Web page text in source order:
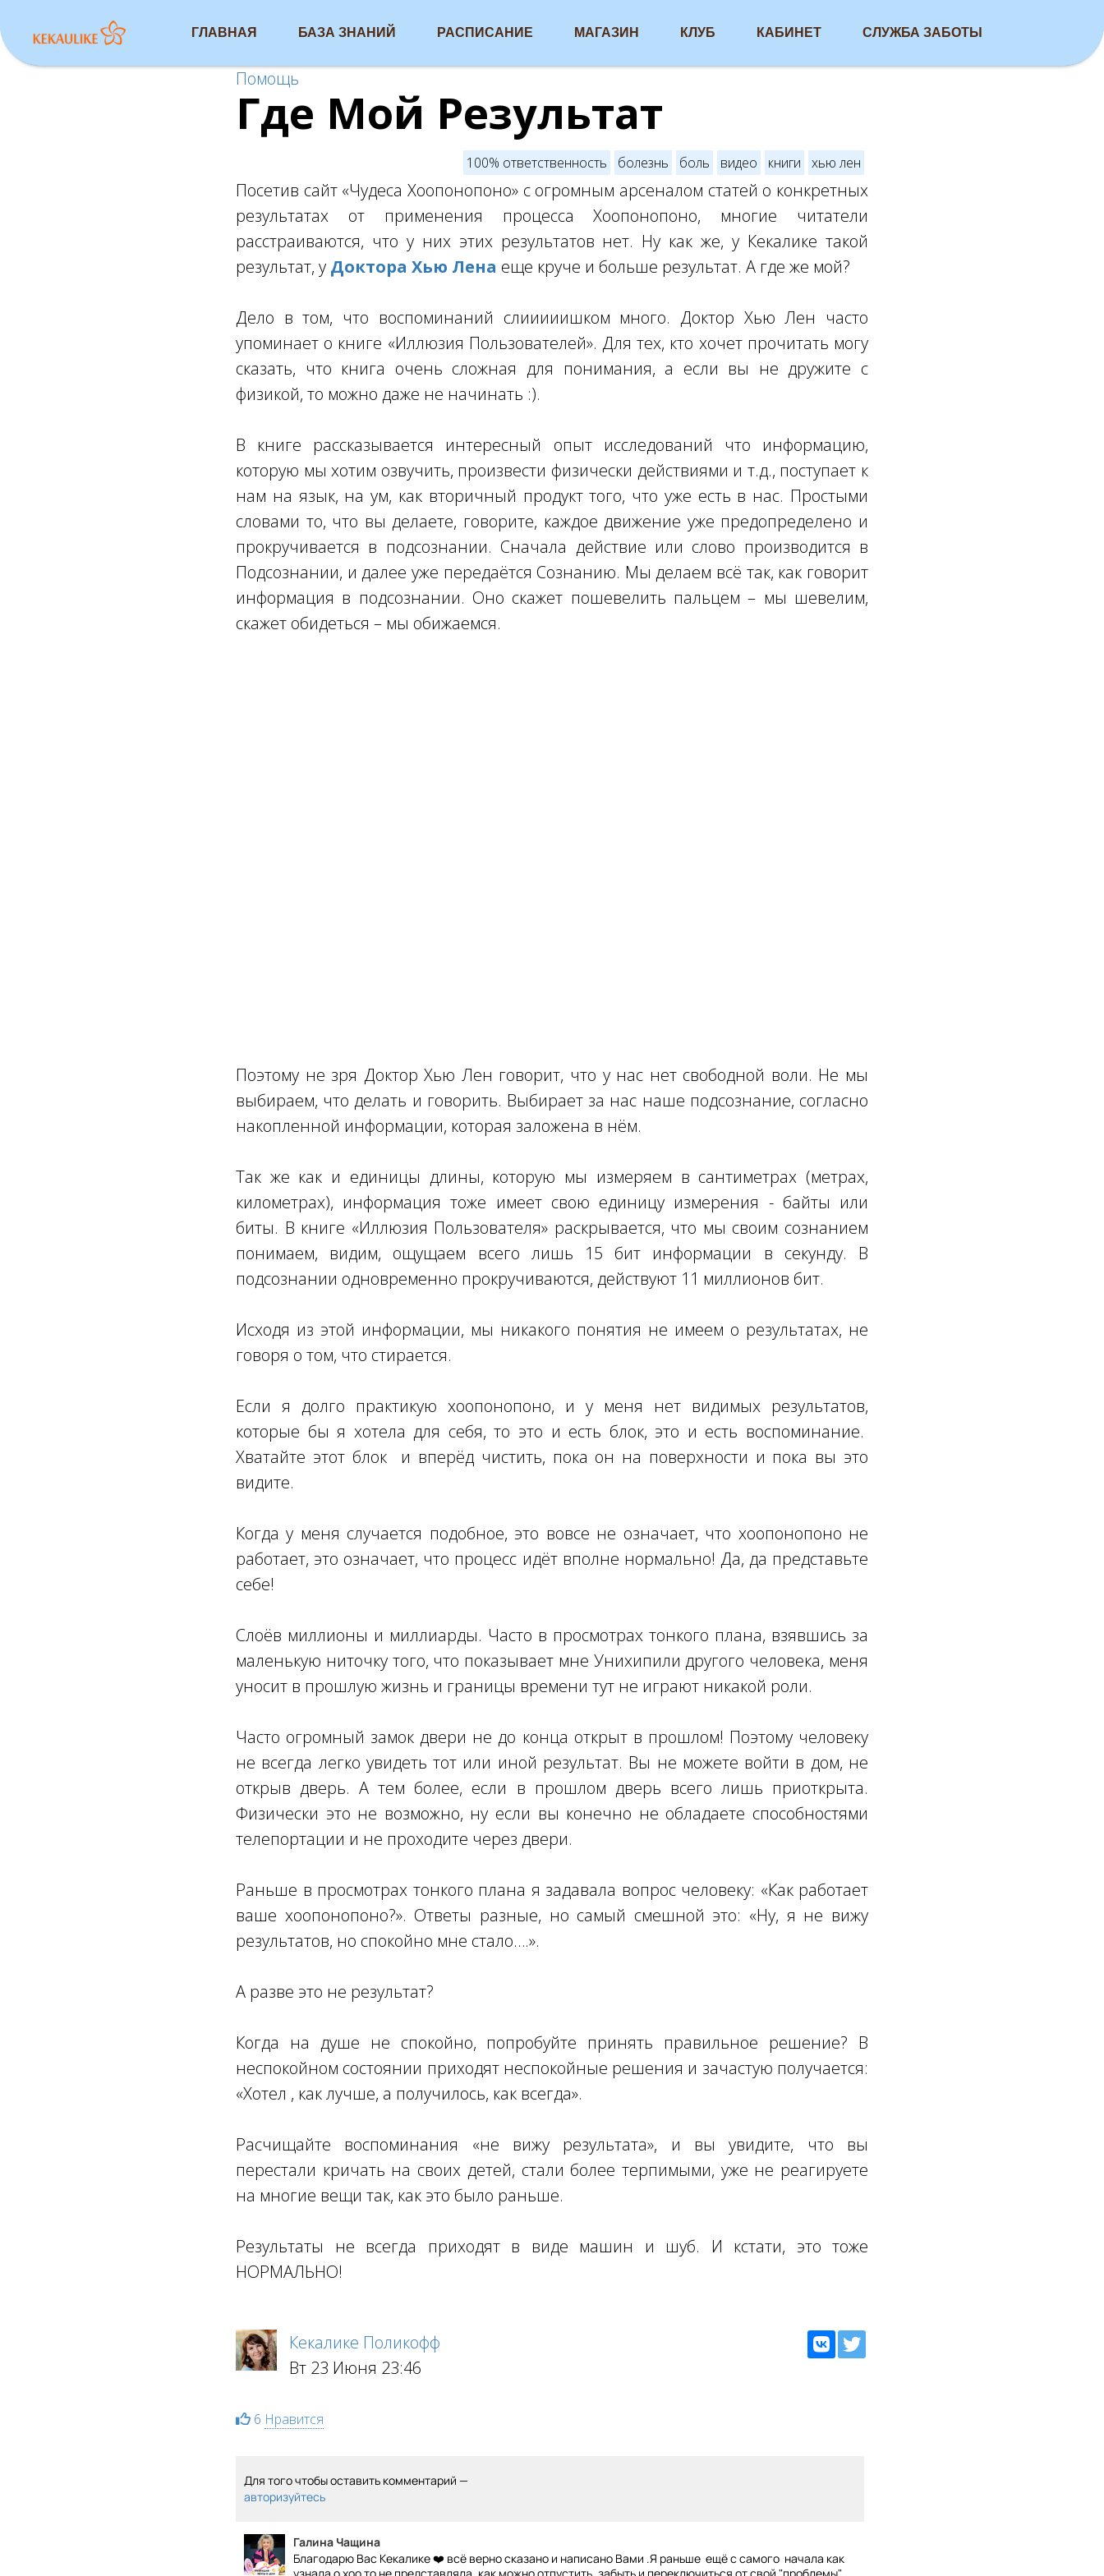
ГЛАВНАЯ БАЗА ЗНАНИЙ РАСПИСАНИЕ МАГАЗИН КЛУБ КАБИНЕТ СЛУЖБА ЗАБОТЫ
Помощь
Где Мой Результат
100% ответственность болезнь боль видео книги хью лен
Посетив сайт «Чудеса Хоопонопоно» с огромным арсеналом статей о конкретных
результатах от применения процесса Хоопонопоно, многие читатели
расстраиваются, что у них этих результатов нет. Ну как же, у Кекалике такой
результат, у Доктора Хью Лена еще круче и больше результат. А где же мой?
Дело в том, что воспоминаний слииииишком много. Доктор Хью Лен часто
упоминает о книге «Иллюзия Пользователей». Для тех, кто хочет прочитать могу
сказать, что книга очень сложная для понимания, а если вы не дружите с
физикой, то можно даже не начинать :).
В книге рассказывается интересный опыт исследований что информацию,
которую мы хотим озвучить, произвести физически действиями и т.д., поступает к
нам на язык, на ум, как вторичный продукт того, что уже есть в нас. Простыми
словами то, что вы делаете, говорите, каждое движение уже предопределено и
прокручивается в подсознании. Сначала действие или слово производится в
Подсознании, и далее уже передаётся Сознанию. Мы делаем всё так, как говорит
информация в подсознании. Оно скажет пошевелить пальцем – мы шевелим,
скажет обидеться – мы обижаемся.
Поэтому не зря Доктор Хью Лен говорит, что у нас нет свободной воли. Не мы
выбираем, что делать и говорить. Выбирает за нас наше подсознание, согласно
накопленной информации, которая заложена в нём.
Так же как и единицы длины, которую мы измеряем в сантиметрах (метрах,
километрах), информация тоже имеет свою единицу измерения - байты или
биты. В книге «Иллюзия Пользователя» раскрывается, что мы своим сознанием
понимаем, видим, ощущаем всего лишь 15 бит информации в секунду. В
подсознании одновременно прокручиваются, действуют 11 миллионов бит.
Исходя из этой информации, мы никакого понятия не имеем о результатах, не
говоря о том, что стирается.
Если я долго практикую хоопонопоно, и у меня нет видимых результатов,
которые бы я хотела для себя, то это и есть блок, это и есть воспоминание.
Хватайте этот блок и вперёд чистить, пока он на поверхности и пока вы это
видите.
Когда у меня случается подобное, это вовсе не означает, что хоопонопоно не
работает, это означает, что процесс идёт вполне нормально! Да, да представьте
себе!
Слоёв миллионы и миллиарды. Часто в просмотрах тонкого плана, взявшись за
маленькую ниточку того, что показывает мне Унихипили другого человека, меня
уносит в прошлую жизнь и границы времени тут не играют никакой роли.
Часто огромный замок двери не до конца открыт в прошлом! Поэтому человеку
не всегда легко увидеть тот или иной результат. Вы не можете войти в дом, не
открыв дверь. А тем более, если в прошлом дверь всего лишь приоткрыта.
Физически это не возможно, ну если вы конечно не обладаете способностями
телепортации и не проходите через двери.
Раньше в просмотрах тонкого плана я задавала вопрос человеку: «Как работает
ваше хоопонопоно?». Ответы разные, но самый смешной это: «Ну, я не вижу
результатов, но спокойно мне стало….».
А разве это не результат?
Когда на душе не спокойно, попробуйте принять правильное решение? В
неспокойном состоянии приходят неспокойные решения и зачастую получается:
«Хотел , как лучше, а получилось, как всегда».
Расчищайте воспоминания «не вижу результата», и вы увидите, что вы
перестали кричать на своих детей, стали более терпимыми, уже не реагируете
на многие вещи так, как это было раньше.
Результаты не всегда приходят в виде машин и шуб. И кстати, это тоже
НОРМАЛЬНО!
Кекалике Поликофф
Вт 23 Июня 23:46
6 Нравится
Для того чтобы оставить комментарий —
авторизуйтесь
Галина Чащина
Благодарю Вас Кекалике ❤️ всё верно сказано и написано Вами .Я раньше ещё с самого начала как